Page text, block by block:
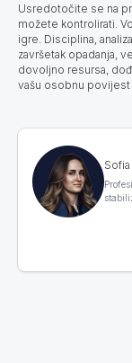
Usredotočite se na
možete kontrolirati.
igre. Disciplina,
završetak opadanja,
dovoljno resursa,
vašu osobnu povijest